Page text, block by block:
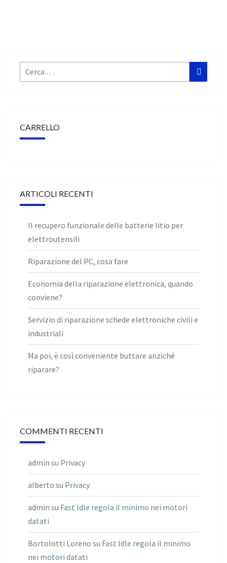
Cerca: Cerca
CARRELLO
ARTICOLI RECENTI
Il recupero funzionale delle batterie litio per
elettroutensili
Riparazione del PC, cosa fare
Economia della riparazione elettronica, quando
conviene?
Servizio di riparazione schede elettroniche civili e
industriali
Ma poi, è così conveniente buttare anziché
riparare?
COMMENTI RECENTI
admin su Privacy
alberto su Privacy
admin su Fast Idle regola il minimo nei motori
datati
Bortolotti Loreno su Fast Idle regola il minimo
nei motori datati